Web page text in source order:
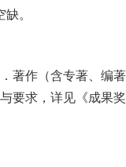
。
著作（含专著、编
要求，详见《成果奖